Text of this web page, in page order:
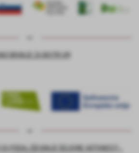
BRANJE ZA BISTRI UM
PODALJŠEVANJE DELOVNE AKTIVNOSTI –